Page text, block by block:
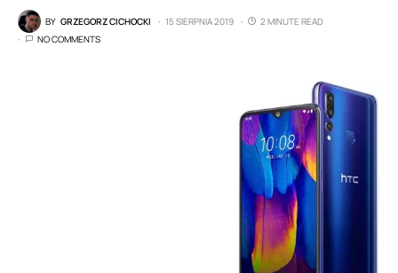
BY GRZEGORZ CICHOCKI 15 SIERPNIA 2019
2 MINUTE READ
NO COMMENTS